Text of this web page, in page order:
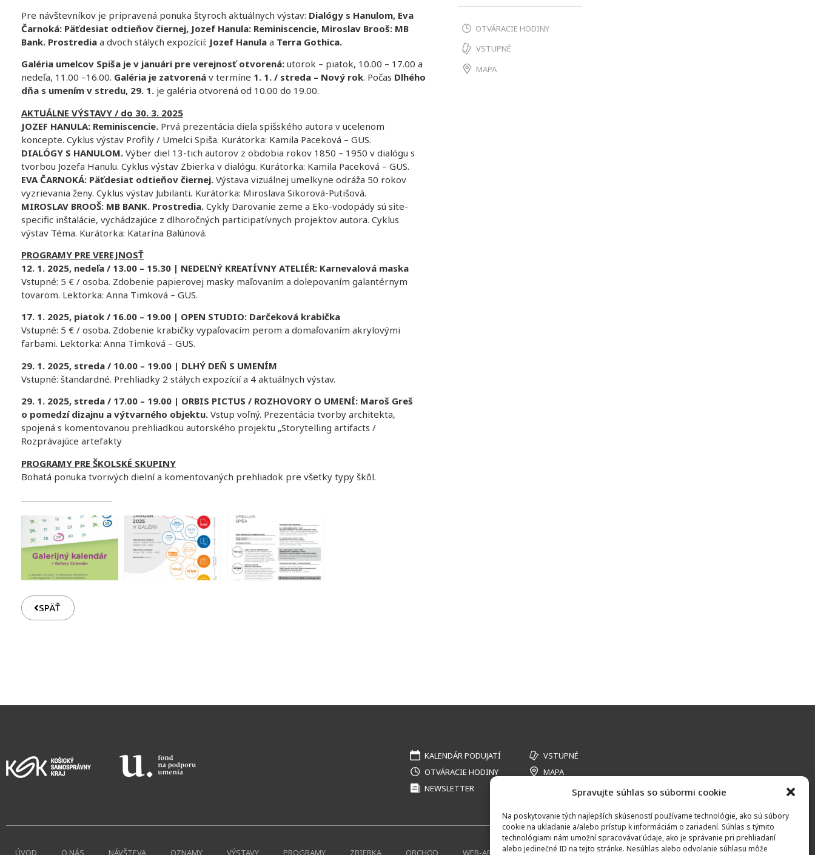
Spravujte súhlas so súbormi cookie
Na poskytovanie tých najlepších skúseností používame technológie, ako sú súbory
cookie na ukladanie a/alebo prístup k informáciám o zariadení. Súhlas s týmito
technológiami nám umožní spracovávať údaje, ako je správanie pri prehliadaní
alebo jedinečné ID na tejto stránke. Nesúhlas alebo odvolanie súhlasu môže
Pre návštevníkov je pripravená ponuka štyroch aktuálnych výstav: Dialógy s Hanulom, Eva
Čarnoká: Päťdesiat odtieňov čiernej, Jozef Hanula: Reminiscencie, Miroslav Brooš: MB
Bank. Prostredia a dvoch stálych expozícií: Jozef Hanula a Terra Gothica.
Galéria umelcov Spiša je v januári pre verejnosť otvorená: utorok – piatok, 10.00 – 17.00 a
nedeľa, 11.00 –16.00. Galéria je zatvorená v termíne 1. 1. / streda – Nový rok. Počas Dlhého
dňa s umením v stredu, 29. 1. je galéria otvorená od 10.00 do 19.00.
AKTUÁLNE VÝSTAVY / do 30. 3. 2025
JOZEF HANULA: Reminiscencie. Prvá prezentácia diela spišského autora v ucelenom
koncepte. Cyklus výstav Profily / Umelci Spiša. Kurátorka: Kamila Paceková – GUS.
DIALÓGY S HANULOM. Výber diel 13-tich autorov z obdobia rokov 1850 – 1950 v dialógu s
tvorbou Jozefa Hanulu. Cyklus výstav Zbierka v dialógu. Kurátorka: Kamila Paceková – GUS.
EVA ČARNOKÁ: Päťdesiat odtieňov čiernej. Výstava vizuálnej umelkyne odráža 50 rokov
vyzrievania ženy. Cyklus výstav Jubilanti. Kurátorka: Miroslava Sikorová-Putišová.
MIROSLAV BROOŠ: MB BANK. Prostredia. Cykly Darovanie zeme a Eko-vodopády sú site-
specific inštalácie, vychádzajúce z dlhoročných participatívnych projektov autora. Cyklus
výstav Téma. Kurátorka: Katarína Balúnová.
PROGRAMY PRE VEREJNOSŤ
12. 1. 2025, nedeľa / 13.00 – 15.30 | NEDEĽNÝ KREATÍVNY ATELIÉR: Karnevalová maska
Vstupné: 5 € / osoba. Zdobenie papierovej masky maľovaním a dolepovaním galantérnym
tovarom. Lektorka: Anna Timková – GUS.
17. 1. 2025, piatok / 16.00 – 19.00 | OPEN STUDIO: Darčeková krabička
Vstupné: 5 € / osoba. Zdobenie krabičky vypaľovacím perom a domaľovaním akrylovými
farbami. Lektorka: Anna Timková – GUS.
29. 1. 2025, streda / 10.00 – 19.00 | DLHÝ DEŇ S UMENÍM
Vstupné: štandardné. Prehliadky 2 stálych expozícií a 4 aktuálnych výstav.
29. 1. 2025, streda / 17.00 – 19.00 | ORBIS PICTUS / ROZHOVORY O UMENÍ: Maroš Greš
o pomedzí dizajnu a výtvarného objektu. Vstup voľný. Prezentácia tvorby architekta,
spojená s komentovanou prehliadkou autorského projektu „Storytelling artifacts /
Rozprávajúce artefakty
PROGRAMY PRE ŠKOLSKÉ SKUPINY
Bohatá ponuka tvorivých dielní a komentovaných prehliadok pre všetky typy škôl.
SPÄŤ
OTVÁRACIE HODINY
VSTUPNÉ
MAPA
KALENDÁR PODUJATÍ
OTVÁRACIE HODINY
NEWSLETTER
VSTUPNÉ
MAPA
ÚVOD O NÁS NÁVŠTEVA OZNAMY VÝSTAVY PROGRAMY ZBIERKA OBCHOD WEB-ARCHÍV KONTAKT